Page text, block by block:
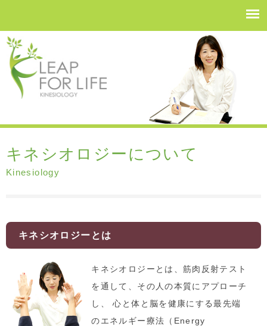
キネシオロジーについて
Kinesiology
キネシオロジーとは
キネシオロジーとは、筋肉反射テスト
を通して、その人の本質にアプローチ
し、 心と体と脳を健康にする最先端
のエネルギー療法（Energy